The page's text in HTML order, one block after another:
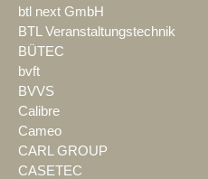
btl next GmbH
BTL Veranstaltungstechnik
BÜTEC
bvft
BVVS
Calibre
Cameo
CARL GROUP
CASETEC